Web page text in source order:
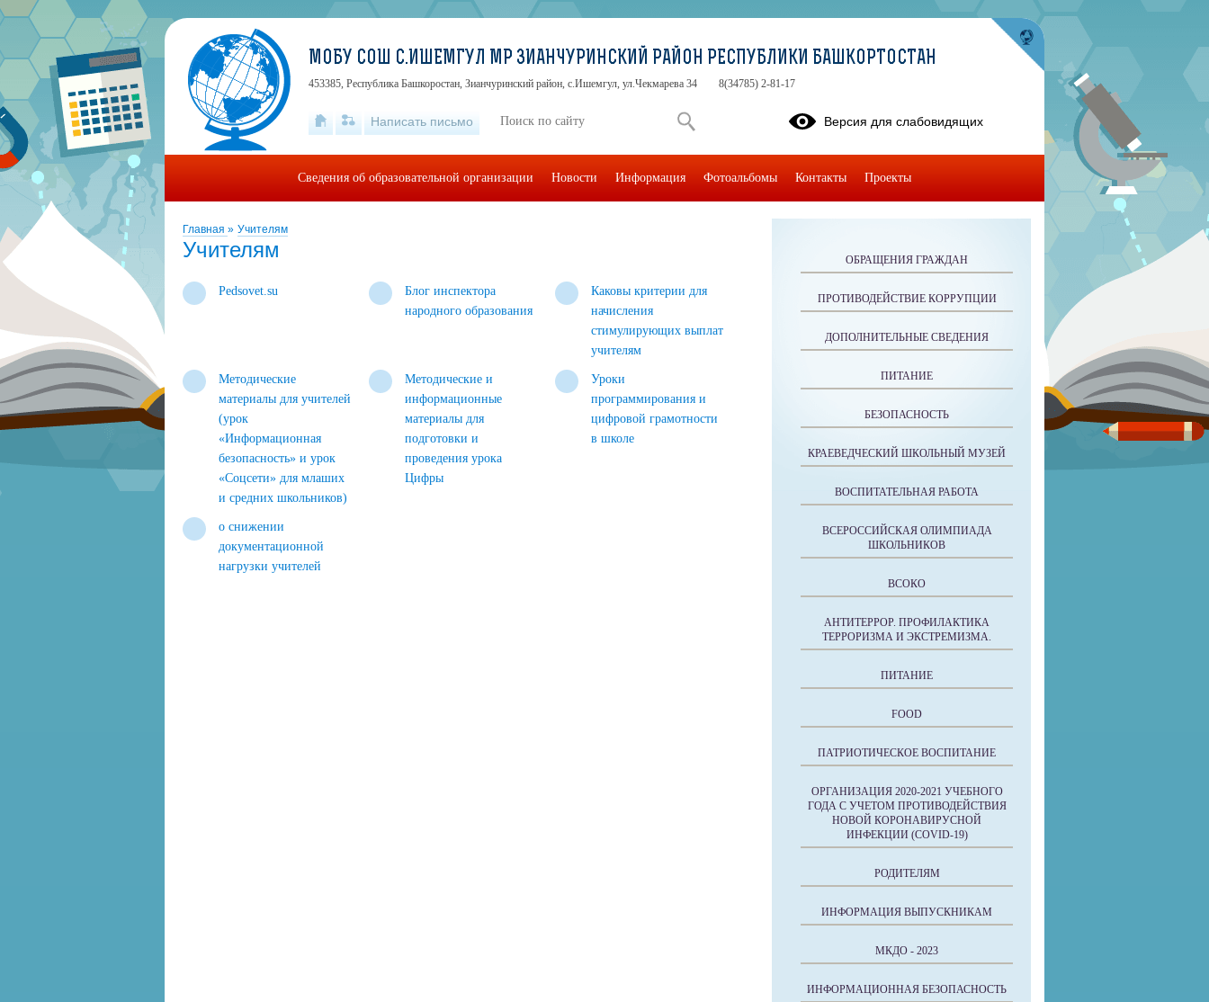
Главная » Учителям
Учителям
Pedsovet.su
Блог инспектора
народного образования
Каковы критерии для
начисления
стимулирующих выплат
учителям
Методические
материалы для учителей
(урок
«Информационная
безопасность» и урок
«Соцсети» для млаших
и средних школьников)
Методические и
информационные
материалы для
подготовки и
проведения урока
Цифры
Уроки
программирования и
цифровой грамотности
в школе
о снижении
документационной
нагрузки учителей
ОБРАЩЕНИЯ ГРАЖДАН
ПРОТИВОДЕЙСТВИЕ КОРРУПЦИИ
ДОПОЛНИТЕЛЬНЫЕ СВЕДЕНИЯ
ПИТАНИЕ
БЕЗОПАСНОСТЬ
КРАЕВЕДЧЕСКИЙ ШКОЛЬНЫЙ МУЗЕЙ
ВОСПИТАТЕЛЬНАЯ РАБОТА
ВСЕРОССИЙСКАЯ ОЛИМПИАДА
ШКОЛЬНИКОВ
ВСОКО
АНТИТЕРРОР. ПРОФИЛАКТИКА
ТЕРРОРИЗМА И ЭКСТРЕМИЗМА.
ПИТАНИЕ
FOOD
ПАТРИОТИЧЕСКОЕ ВОСПИТАНИЕ
ОРГАНИЗАЦИЯ 2020-2021 УЧЕБНОГО
ГОДА С УЧЕТОМ ПРОТИВОДЕЙСТВИЯ
НОВОЙ КОРОНАВИРУСНОЙ
ИНФЕКЦИИ (COVID-19)
РОДИТЕЛЯМ
ИНФОРМАЦИЯ ВЫПУСКНИКАМ
МКДО - 2023
ИНФОРМАЦИОННАЯ БЕЗОПАСНОСТЬ
МОБУ СОШ С.ИШЕМГУЛ МР ЗИАНЧУРИНСКИЙ РАЙОН РЕСПУБЛИКИ БАШКОРТОСТАН
453385, Республика Башкоростан, Зианчуринский район, с.Ишемгул, ул.Чекмарева 34 8(34785) 2-81-17
Написать письмо Версия для слабовидящих
Сведения об образовательной организации Новости Информация Фотоальбомы Контакты Проекты